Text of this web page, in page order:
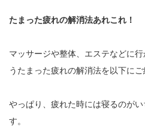
たまった疲れの解消法あれこれ！
マッサージや整体、エステなどに
うたまった疲れの解消法を以下にご
やっぱり、疲れた時には寝るのが
す。